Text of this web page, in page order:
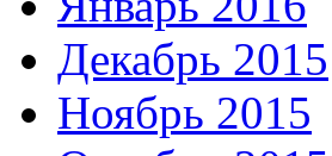
Декабрь 2015
Ноябрь 2015